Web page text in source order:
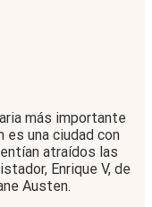
más importante
es una ciudad con
atraídos las
Enrique V, de
Austen.